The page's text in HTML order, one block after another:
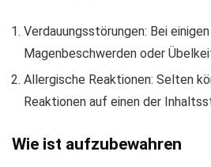
Verdauungsstörungen: Bei
Magenbeschwerden oder
Allergische Reaktionen: Selten
Reaktionen auf einen der
Wie ist aufzubewahren